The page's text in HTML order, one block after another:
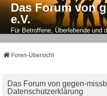
Das Forum von
e.V.
Für Betroffene, Überlebende und
Foren-Übersicht
Das Forum von gegen-
Datenschutzerklärung